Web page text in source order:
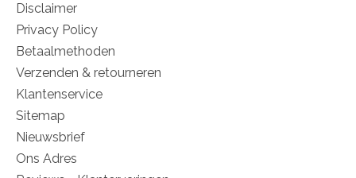
Disclaimer
Privacy Policy
Betaalmethoden
Verzenden & retourneren
Klantenservice
Sitemap
Nieuwsbrief
Ons Adres